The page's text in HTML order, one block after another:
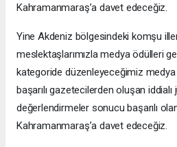
Kahramanmaraş’a davet edeceğiz.
Yine Akdeniz bölgesindeki komşu
meslektaşlarımızla medya ödülleri
kategoride düzenleyeceğimiz medya
başarılı gazetecilerden oluşan
değerlendirmeler sonucu başarılı
Kahramanmaraş’a davet edeceğiz.